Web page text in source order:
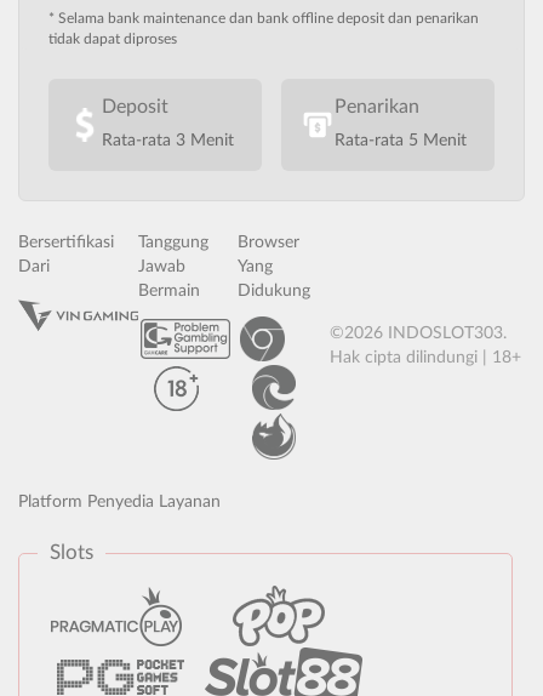
* Selama bank maintenance dan bank offline deposit dan penarikan
tidak dapat diproses
Deposit
Rata-rata 3 Menit
Penarikan
Rata-rata 5 Menit
Bersertifikasi
Dari
Tanggung
Jawab
Bermain
Browser
Yang
Didukung
©2026 INDOSLOT303.
Hak cipta dilindungi | 18+
Platform Penyedia Layanan
Slots